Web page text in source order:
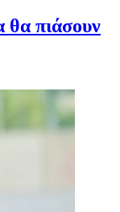
θα πιάσουν